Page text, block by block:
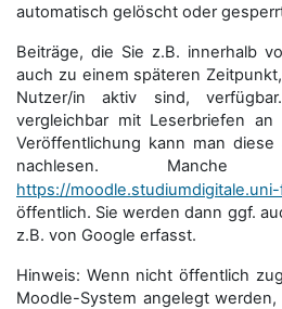
automatisch gelöscht oder
Beiträge, die Sie z.B. innerhalb
auch zu einem späteren
Nutzer/in aktiv sind,
vergleichbar mit Leserbriefen
Veröffentlichung kann man
nachlesen. Manche
https://
öffentlich. Sie werden dann ggf.
z.B. von Google erfasst.
Hinweis: Wenn nicht öffentlich
Moodle-System angelegt